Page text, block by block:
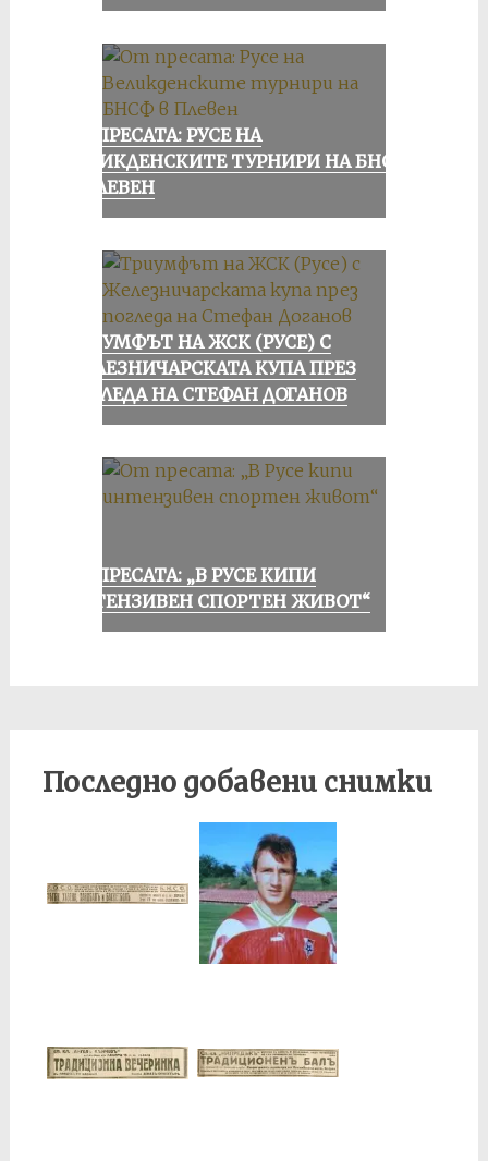
ОТ ПРЕСАТА: РУСЕ НА
ВЕЛИКДЕНСКИТЕ ТУРНИРИ НА БНСФ
В ПЛЕВЕН
ТРИУМФЪТ НА ЖСК (РУСЕ) С
ЖЕЛЕЗНИЧАРСКАТА КУПА ПРЕЗ
ПОГЛЕДА НА СТЕФАН ДОГАНОВ
ОТ ПРЕСАТА: „В РУСЕ КИПИ
ИНТЕНЗИВЕН СПОРТЕН ЖИВОТ“
Последно добавени снимки